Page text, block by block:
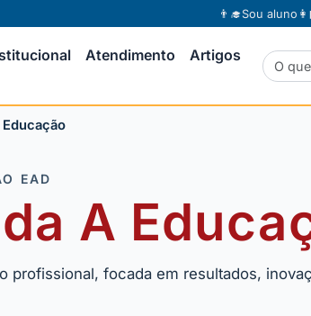
👨‍🎓Sou aluno
Atendimento Artigos
EAD
A
profissional, focada em resultados,